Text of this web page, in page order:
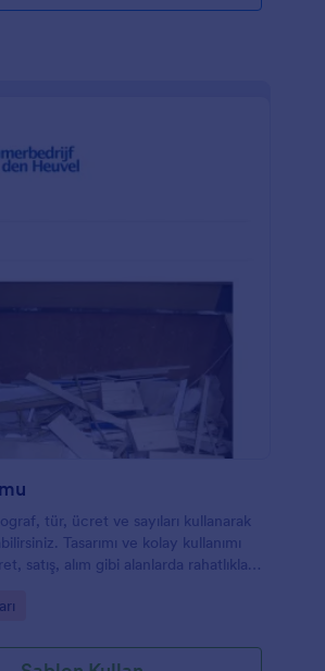
tür, ücret ve sayıları kullanarak
Tasarımı ve kolay kullanımı
satış, alım gibi alanlarda rahatlıkla